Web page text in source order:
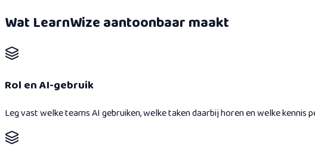
Wat LearnWize aantoonbaar maakt
Rol en AI-gebruik
Leg vast welke teams AI gebruiken, welke taken daarbij horen en welke kennis